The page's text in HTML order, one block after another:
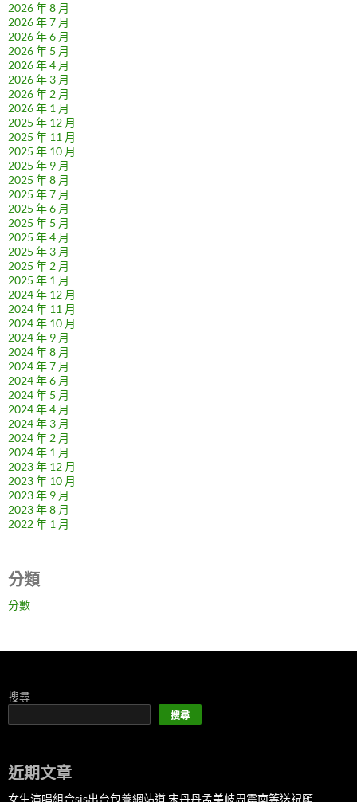
2026 年 8 月
2026 年 7 月
2026 年 6 月
2026 年 5 月
2026 年 4 月
2026 年 3 月
2026 年 2 月
2026 年 1 月
2025 年 12 月
2025 年 11 月
2025 年 10 月
2025 年 9 月
2025 年 8 月
2025 年 7 月
2025 年 6 月
2025 年 5 月
2025 年 4 月
2025 年 3 月
2025 年 2 月
2025 年 1 月
2024 年 12 月
2024 年 11 月
2024 年 10 月
2024 年 9 月
2024 年 8 月
2024 年 7 月
2024 年 6 月
2024 年 5 月
2024 年 4 月
2024 年 3 月
2024 年 2 月
2024 年 1 月
2023 年 12 月
2023 年 10 月
2023 年 9 月
2023 年 8 月
2022 年 1 月
分類
分數
搜尋
搜尋
近期文章
女生演唱組合sis出台包養網站道 宋丹丹孟美岐周震南等送祝願